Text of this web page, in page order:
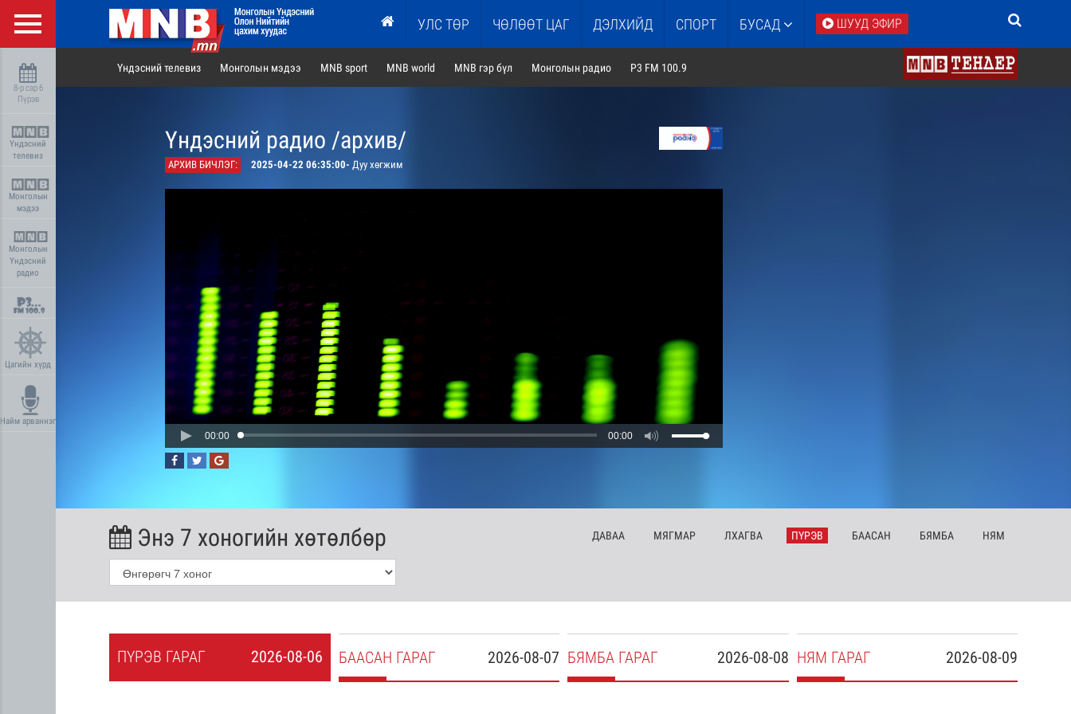
УЛС ТӨР ЧӨЛӨӨТ ЦАГ ДЭЛХИЙД СПОРТ БУСАД ШУУД ЭФИР
8-р сар 6
Пүрэв
Үндэсний
телевиз
Монголын
мэдээ
Монголын
Үндэсний
радио
Цагийн хүрд
Найм арваннэг
Үндэсний телевиз Монголын мэдээ MNB sport MNB world MNB гэр бүл Монголын радио P3 FM 100.9
Үндэсний радио /архив/
АРХИВ БИЧЛЭГ: 2025-04-22 06:35:00- Дуу хөгжим
00:00 00:00
Энэ 7 хоногийн хөтөлбөр ДАВАА МЯГМАР ЛХАГВА ПҮРЭВ БААСАН БЯМБА НЯМ
2026-08-06
ПҮРЭВ ГАРАГ 2026-08-07
БААСАН ГАРАГ 2026-08-08
БЯМБА ГАРАГ 2026-08-09
НЯМ ГАРАГ